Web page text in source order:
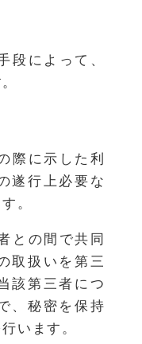
段によって、
際に示した利
遂行上必要な
。
との間で共同
取扱いを第三
該第三者につ
、秘密を保持
います。